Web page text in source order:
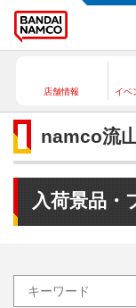
店舗情報 イベ
namco流
入荷景品・